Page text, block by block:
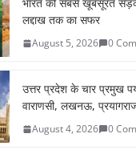
e
लद्दाख तक का सफर
August 5, 2026 0
उत्तर प्रदेश के चार प्रमुख
वाराणसी, लखनऊ,
August 4, 2026 0